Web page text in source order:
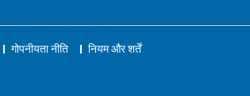
गोपनीयता नीति नियम और शर्तें